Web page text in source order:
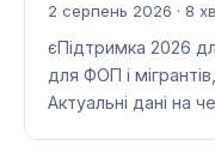
2 серпень 2026 · 8
єПідтримка 2026
для ФОП і
Актуальні дані на